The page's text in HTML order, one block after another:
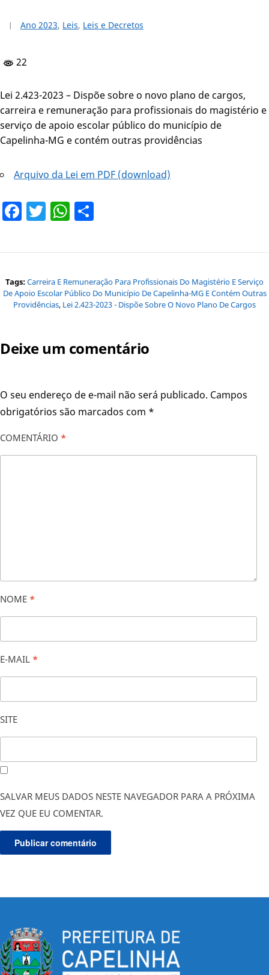
Ano 2023, Leis, Leis e Decretos
22
Lei 2.423-2023 – Dispõe sobre o novo plano de cargos,
carreira e remuneração para profissionais do magistério e
serviço de apoio escolar público do município de
Capelinha-MG e contém outras providências
Arquivo da Lei em PDF (download)
Facebook
TwitterWhatsApp
Tags:Carreira E Remuneração Para Profissionais Do Magistério E Serviço
De Apoio Escolar Público Do Município De Capelinha-MG E Contém Outras
Providências, Lei 2.423-2023 - Dispõe Sobre O Novo Plano De Cargos
Deixe um comentário
O seu endereço de e-mail não será publicado. Campos
obrigatórios são marcados com *
COMENTÁRIO *
NOME *
E-MAIL *
SITE
SALVAR MEUS DADOS NESTE NAVEGADOR PARA A PRÓXIMA
VEZ QUE EU COMENTAR.